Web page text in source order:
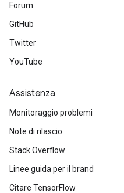
Forum
GitHub
Twitter
YouTube
Assistenza
Monitoraggio problemi
Note di rilascio
Stack Overflow
Linee guida per il brand
Citare TensorFlow